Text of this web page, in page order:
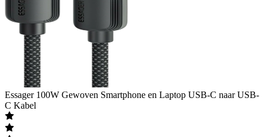
Essager 100W Gewoven Smartphone en Laptop USB-C naar USB-
C Kabel